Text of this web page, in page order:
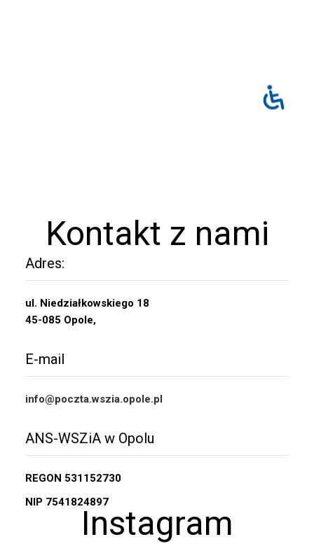
Kontakt z nami
Adres:
ul. Niedziałkowskiego 18
45-085 Opole,
E-mail
info@poczta.wszia.opole.pl
ANS-WSZiA w Opolu
REGON 531152730
NIP 7541824897
Instagram